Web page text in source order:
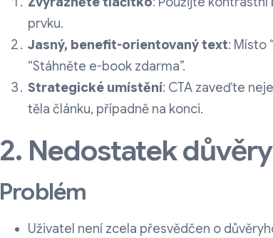
prvku.
Jasný, benefit-orientovaný text: Místo
“Stáhněte e-book zdarma”.
Strategické umístění: CTA zaveďte
těla článku, případně na konci.
2. Nedostatek
Problém
Uživatel není zcela přesvědčen o